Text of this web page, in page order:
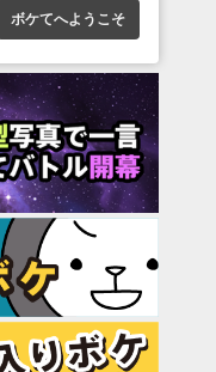
ボケてへようこそ